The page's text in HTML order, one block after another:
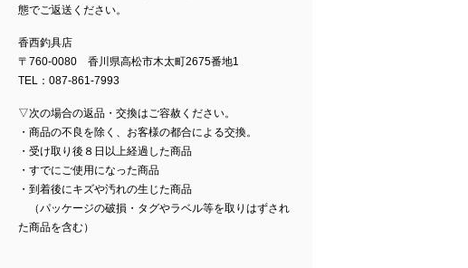
態でご返送ください。
香西釣具店
〒760-0080 香川県高松市木太町2675番地1
TEL：087-861-7993
▽次の場合の返品・交換はご容赦ください。
・商品の不良を除く、お客様の都合による交換。
・受け取り後８日以上経過した商品
・すでにご使用になった商品
・到着後にキズや汚れの生じた商品
（パッケージの破損・タグやラベル等を取りはずされ
た商品を含む）